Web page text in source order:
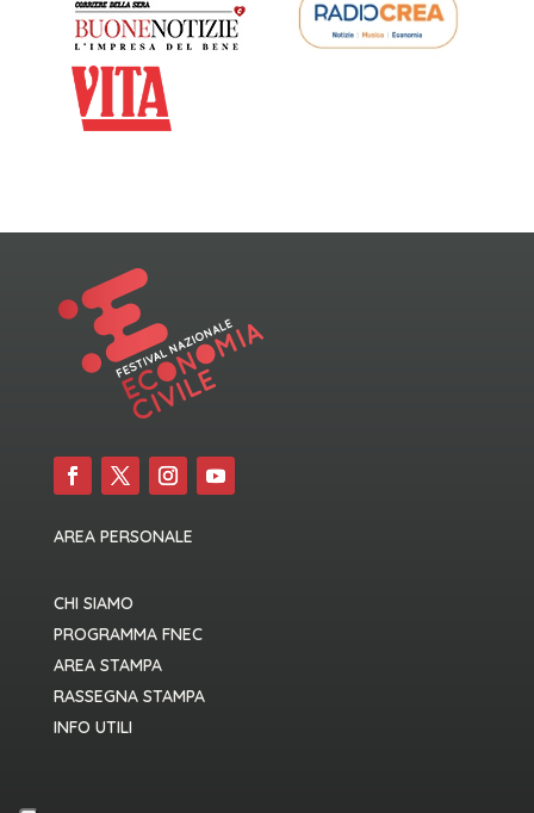
AREA PERSONALE
CHI SIAMO
PROGRAMMA FNEC
AREA STAMPA
RASSEGNA STAMPA
INFO UTILI